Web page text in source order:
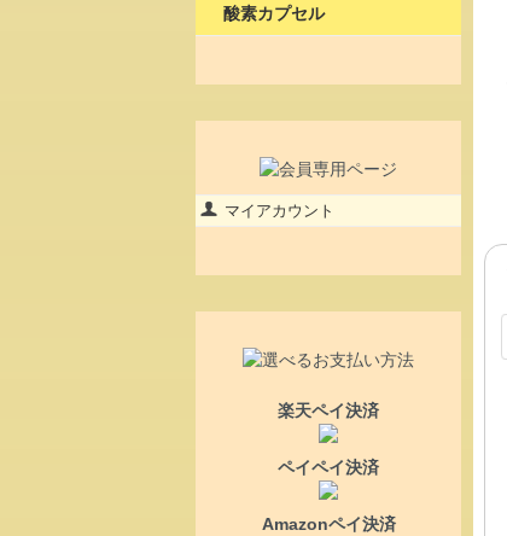
酸素カプセル
マイアカウント
楽天ペイ決済
ペイペイ決済
Amazonペイ決済